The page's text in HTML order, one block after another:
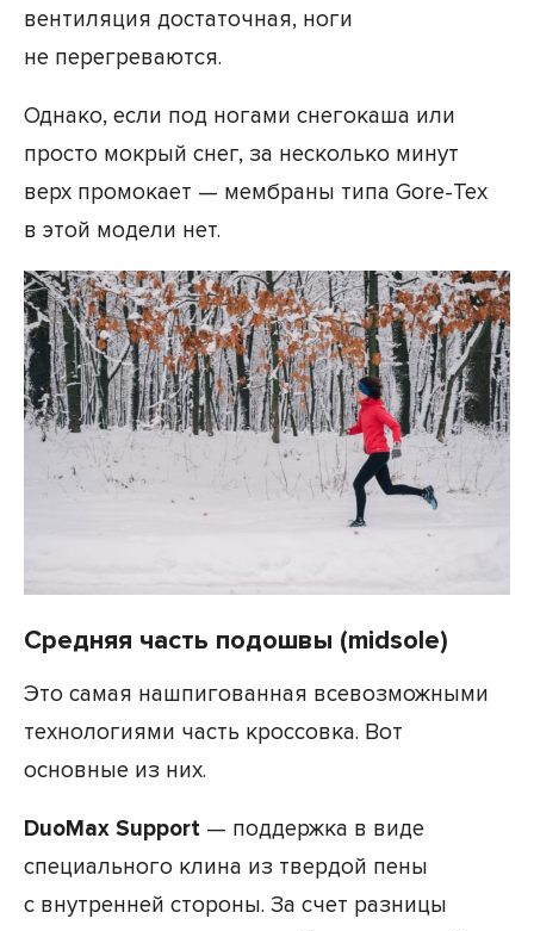
вентиляция достаточная, ноги
не перегреваются.
Однако, если под ногами снегокаша или
просто мокрый снег, за несколько минут
верх промокает — мембраны типа Gore-Tex
в этой модели нет.
Средняя часть подошвы (midsole)
Это самая нашпигованная всевозможными
технологиями часть кроссовка. Вот
основные из них.
DuoMax Support — поддержка в виде
специального клина из твердой пены
с внутренней стороны. За счет разницы